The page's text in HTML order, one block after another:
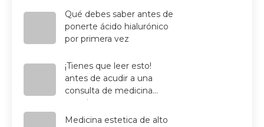
Qué debes saber antes de
ponerte ácido hialurónico
por primera vez
¡Tienes que leer esto!
antes de acudir a una
consulta de medicina
estetica
Medicina estetica de alto